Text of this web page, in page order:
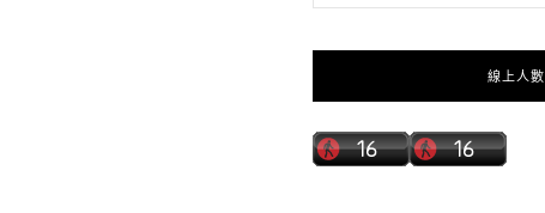
線上人數